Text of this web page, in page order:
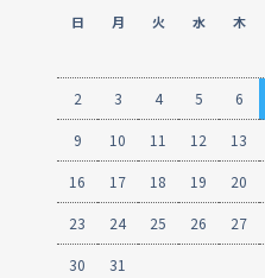
日 月 火 水 木
2 3 4 5 6
9 10 11 12 13
16 17 18 19 20
23 24 25 26 27
30 31